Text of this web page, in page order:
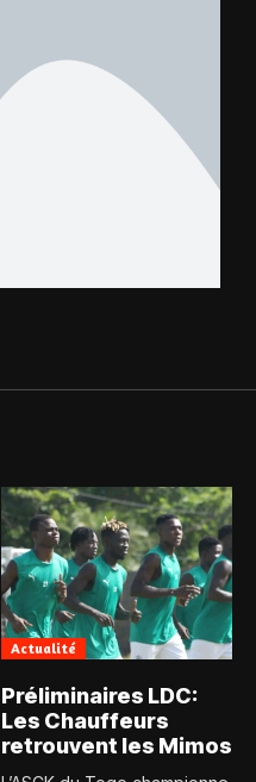
Actualité
Préliminaires LDC:
Les Chauffeurs
retrouvent les Mimos